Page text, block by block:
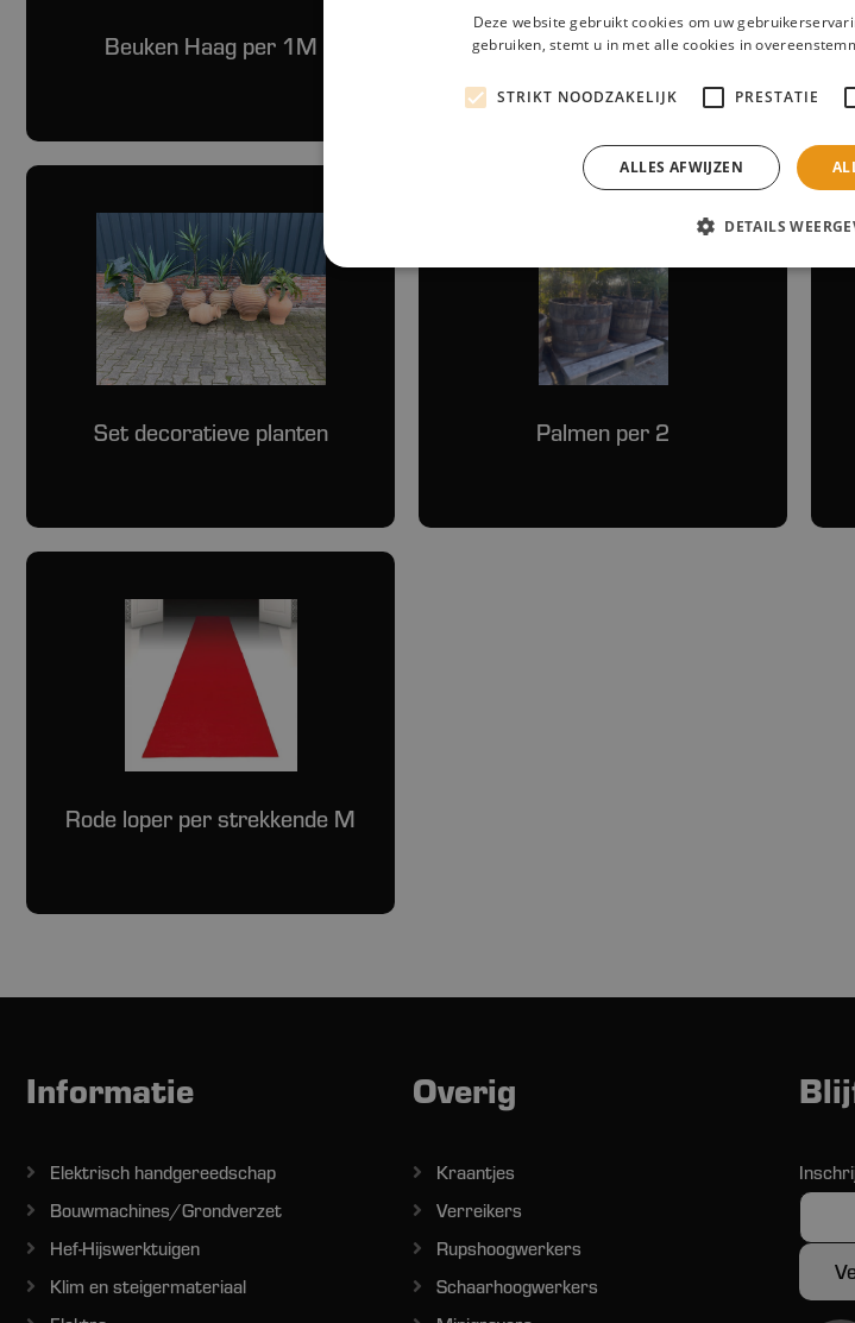
Beuken Haag per 1M Kunst grasplant 150cm
Set decoratieve planten Palmen per 2
Rode loper per strekkende M
Informatie
Elektrisch handgereedschap
Bouwmachines/Grondverzet
Hef-Hijswerktuigen
Klim en steigermateriaal
Overig
Kraantjes
Verreikers
Rupshoogwerkers
Schaarhoogwerkers
Deze website gebruikt cookies om uw
gebruiken, stemt u in met alle cookies in
STRIKT NOODZAKELIJK PRESTATIE
ALLES AFWIJZEN
DETAILS